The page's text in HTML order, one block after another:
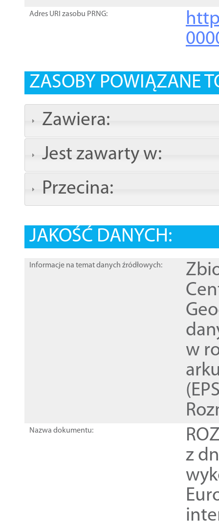
Adres URI zasobu PRNG:
ZASOBY POWIĄZANE
Zawiera:
Jest zawarty w:
Przecina:
JAKOŚĆ DANYCH:
Informacje na temat danych źródłowych:
w
Nazwa dokumentu:
z